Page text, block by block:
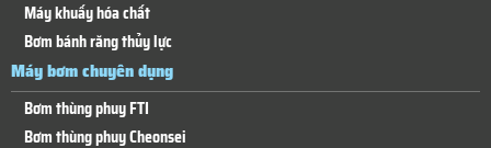
Máy khuấy hóa chất
Bơm bánh răng thủy lực
Máy bơm chuyên dụng
Bơm thùng phuy FTI
Bơm thùng phuy Cheonsei